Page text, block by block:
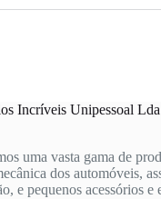
Incríveis Unipessoal Lda
uma vasta gama de
dos automóveis,
e pequenos acessórios e